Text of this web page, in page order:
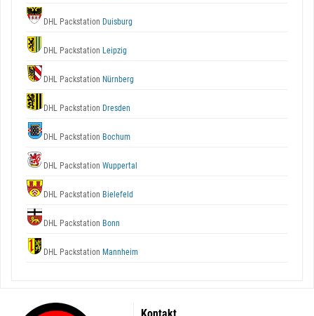
DHL Packstation Duisburg
DHL Packstation Leipzig
DHL Packstation Nürnberg
DHL Packstation Dresden
DHL Packstation Bochum
DHL Packstation Wuppertal
DHL Packstation Bielefeld
DHL Packstation Bonn
DHL Packstation Mannheim